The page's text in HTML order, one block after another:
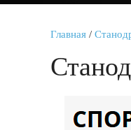
Главная /